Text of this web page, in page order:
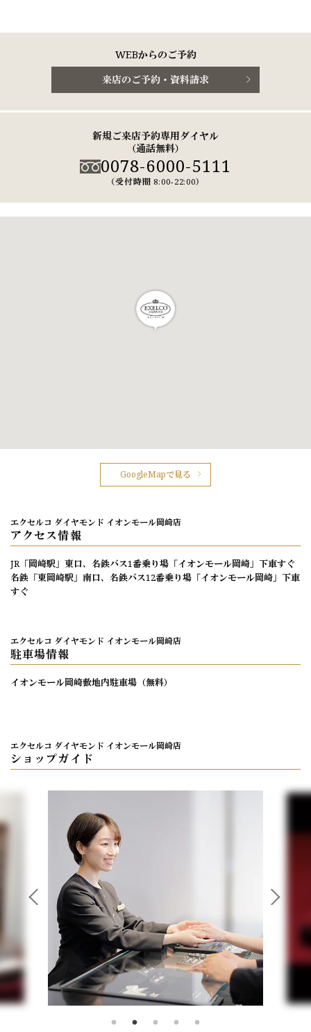
WEBからのご予約
来店のご予約・資料請求
新規ご来店予約専用ダイヤル
（通話無料）
0078-6000-5111
（受付時間 8:00-22:00）
GoogleMapで見る
エクセルコ ダイヤモンド イオンモール岡崎店
アクセス情報
JR「岡崎駅」東口、名鉄バス1番乗り場「イオンモール岡崎」下車すぐ
名鉄「東岡崎駅」南口、名鉄バス12番乗り場「イオンモール岡崎」下車
すぐ
エクセルコ ダイヤモンド イオンモール岡崎店
駐車場情報
イオンモール岡崎敷地内駐車場（無料）
エクセルコ ダイヤモンド イオンモール岡崎店
ショップガイド